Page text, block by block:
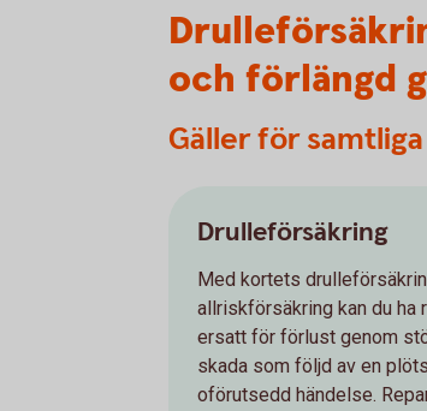
och förlängd
Gäller för
Drulleförsäkring
Med kortets
allriskförsäkring kan du ha
ersatt för förlust genom
skada som följd av en
oförutsedd händelse.